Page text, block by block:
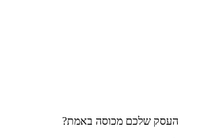
העסק שלכם מכוסה באמת?